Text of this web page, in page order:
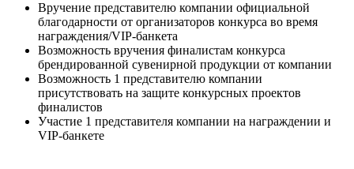
Вручение представителю компании официальной
благодарности от организаторов конкурса во время
награждения/VIP-банкета
Возможность вручения финалистам конкурса
брендированной сувенирной продукции от компании
Возможность 1 представителю компании
присутствовать на защите конкурсных проектов
финалистов
Участие 1 представителя компании на награждении и
VIP-банкете